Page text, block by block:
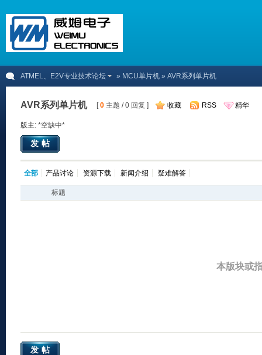
ATMEL、E2V专业技术论坛 » MCU单片机 » AVR系列单片机
AVR系列单片机 [0 主题 / 0 回复 ] 收藏 RSS 精华
版主: *空缺中*
发帖
全部 产品讨论 资源下载 新闻介绍 疑难解答
标题
本版块或
发帖